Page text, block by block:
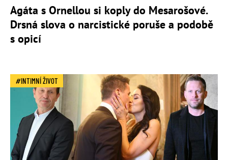
Agáta s Ornellou si koply do Mesarošové.
Drsná slova o narcistické poruše a podobě
s opicí
INTIMNÍ ŽIVOT